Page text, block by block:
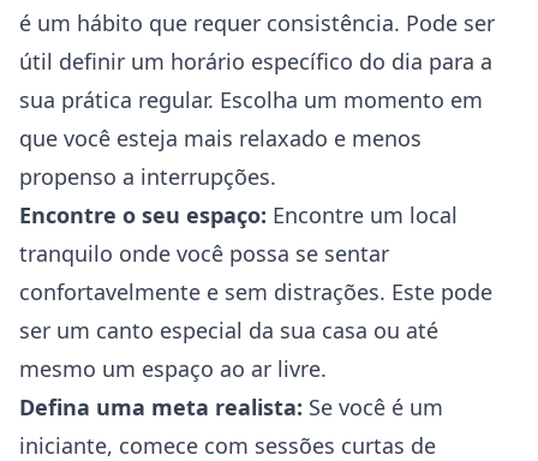
é um hábito que requer consistência. Pode ser
útil definir um horário específico do dia para a
sua prática regular. Escolha um momento em
que você esteja mais relaxado e menos
propenso a interrupções.
Encontre o seu espaço: Encontre um local
tranquilo onde você possa se sentar
confortavelmente e sem distrações. Este pode
ser um canto especial da sua casa ou até
mesmo um espaço ao ar livre.
Defina uma meta realista: Se você é um
iniciante, comece com sessões curtas de